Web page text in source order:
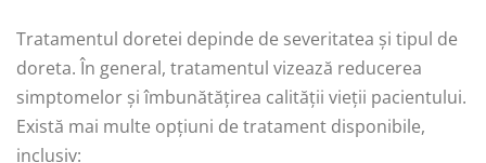
Tratamentul doretei depinde de severitatea și tipul de
doreta. În general, tratamentul vizează reducerea
simptomelor și îmbunătățirea calității vieții pacientului.
Există mai multe opțiuni de tratament disponibile,
inclusiv: